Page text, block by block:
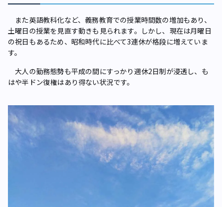
また英語教科化など、義務教育での授業時間数の増加もあり、
土曜日の授業を見直す動きも見られます。しかし、現在は月曜日
の祝日もあるため、昭和時代に比べて3連休が格段に増えていま
す。
大人の勤務態勢も平成の間にすっかり週休2日制が浸透し、も
はや半ドン復権はあり得ない状況です。